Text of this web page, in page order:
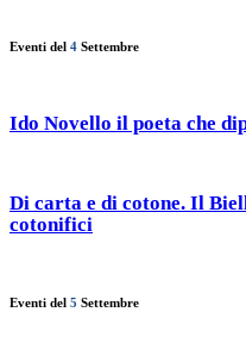
Eventi del 4 Settembre
Ido Novello il poeta che
Di carta e di cotone. Il
cotonifici
Eventi del 5 Settembre